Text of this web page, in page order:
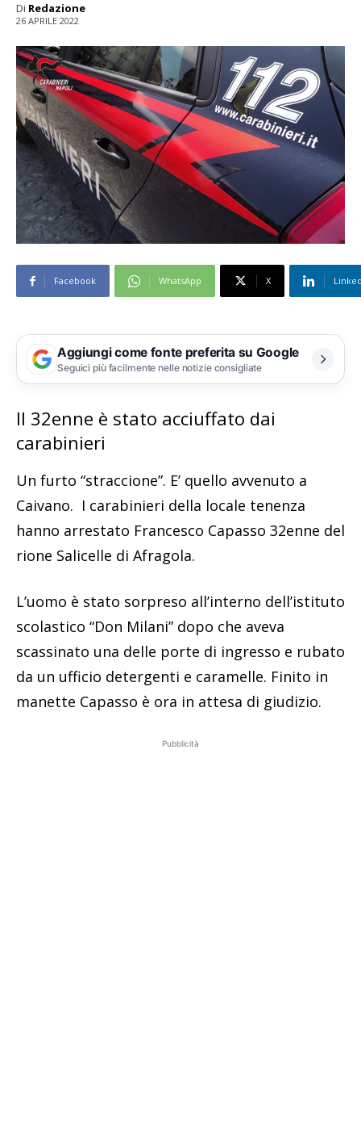
Di Redazione
26 APRILE 2022
Facebook WhatsApp X
Aggiungi come fonte preferita su Google
Seguici più facilmente nelle notizie consigliate
Il 32enne è stato acciuffato dai
carabinieri
Un furto “straccione”. E’ quello avvenuto a
Caivano. I carabinieri della locale tenenza
hanno arrestato Francesco Capasso 32enne del
rione Salicelle di Afragola.
L’uomo è stato sorpreso all’interno dell’istituto
scolastico “Don Milani” dopo che aveva
scassinato una delle porte di ingresso e rubato
da un ufficio detergenti e caramelle. Finito in
manette Capasso è ora in attesa di giudizio.
Pubblicità